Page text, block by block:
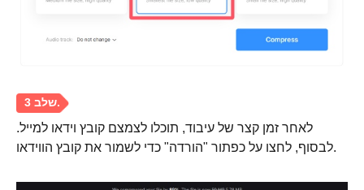
לאחר זמן קצר של עיבוד, תוכלו לצמצם קובץ וידאו למייל.
לבסוף, לחצו על כפתור "הורדה" כדי לשמור את קובץ הווידאו.